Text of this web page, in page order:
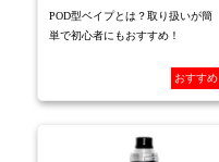
POD型ベイプとは？取り扱いが簡
単で初心者にもおすすめ！
おすすめ